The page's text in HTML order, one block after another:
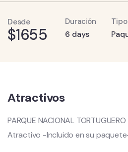
Desde
$1655
Duración
6 days
Atractivos
PARQUE NACIONAL TORTUGUERO
Atractivo -Incluido en su